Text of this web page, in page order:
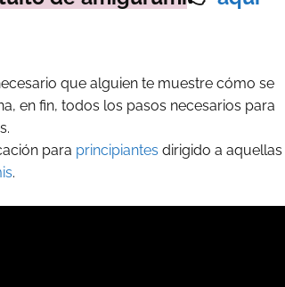
que alguien te muestre cómo se
en fin, todos los pasos necesarios para
para principiantes dirigido a aquellas
.